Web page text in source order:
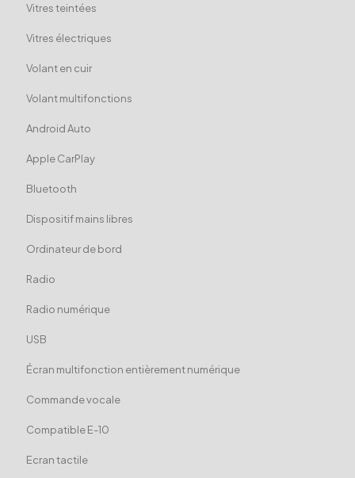
Vitres teintées
Vitres électriques
Volant en cuir
Volant multifonctions
Android Auto
Apple CarPlay
Bluetooth
Dispositif mains libres
Ordinateur de bord
Radio
Radio numérique
USB
Écran multifonction entièrement numérique
Commande vocale
Compatible E-10
Ecran tactile